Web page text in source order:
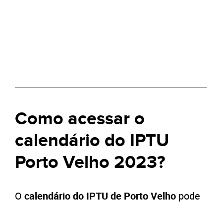
Como acessar o
calendário do IPTU
Porto Velho 2023?
O calendário do IPTU de Porto Velho pode